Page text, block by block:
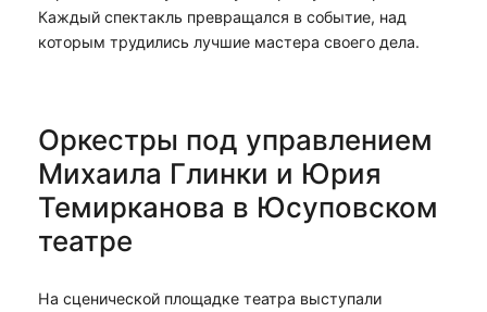
Каждый спектакль превращался в событие, над
которым трудились лучшие мастера своего дела.
Оркестры под управлением
Михаила Глинки и Юрия
Темирканова в Юсуповском
театре
На сценической площадке театра выступали